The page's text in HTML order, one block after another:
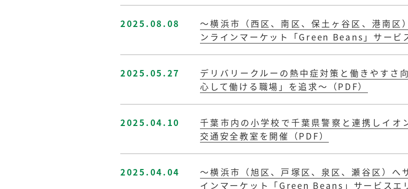
2025.08.08
～横浜市（西区、南区、保土ヶ谷区、港南
ンラインマーケット「Green Beans」サービ
2025.05.27
デリバリークルーの熱中症対策と働きやすさ
心して働ける職場」を追求～（PDF）
2025.04.10
千葉市内の小学校で千葉県警察と連携しイオ
交通安全教室を開催（PDF）
2025.04.04
～横浜市（旭区、戸塚区、泉区、瀬谷区）
インマーケット「Green Beans」サービスエ